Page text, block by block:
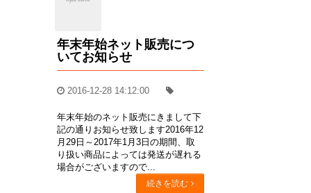
年末年始ネット販売につ
いてお知らせ
2016-12-28 14:12:00
年末年始のネット販売にきまして下
記の通りお知らせ致します2016年12
月29日～2017年1月3日の期間、取
り扱い商品によっては発送が遅れる
場合がございますので...
続きを読む